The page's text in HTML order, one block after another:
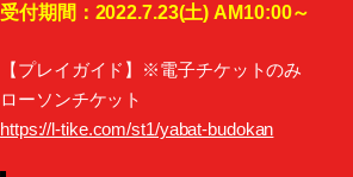
受付期間：2022.7.23(土) AM10:00～
【プレイガイド】※電子チケットのみ
ローソンチケット
https://l-tike.com/st1/yabat-budokan